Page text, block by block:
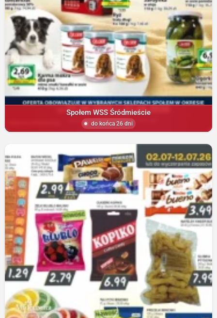
Społem WSS Śródmieście
do końca 26 dni